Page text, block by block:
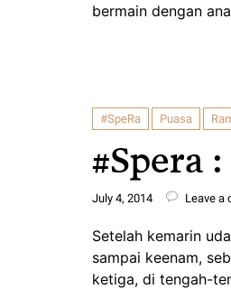
bermain dengan
#SpeRa Puasa
#Spera
July 4, 2014 Leave a
Setelah kemarin
sampai keenam,
ketiga, di tengah-